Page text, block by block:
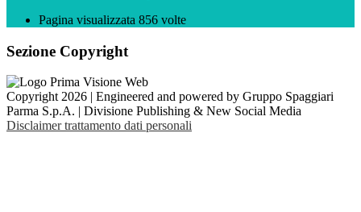
Pagina visualizzata 856 volte
Sezione Copyright
Copyright 2026 | Engineered and powered by Gruppo Spaggiari
Parma S.p.A. | Divisione Publishing & New Social Media
Disclaimer trattamento dati personali